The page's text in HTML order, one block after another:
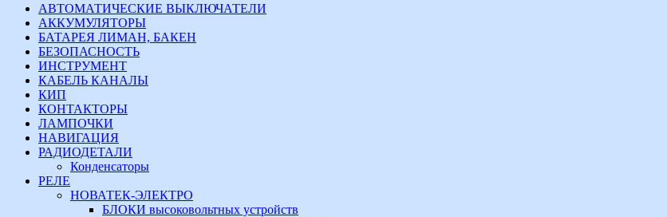
АВТОМАТИЧЕСКИЕ ВЫКЛЮЧАТЕЛИ
АККУМУЛЯТОРЫ
БАТАРЕЯ ЛИМАН, БАКЕН
БЕЗОПАСНОСТЬ
ИНСТРУМЕНТ
КАБЕЛЬ КАНАЛЫ
КИП
КОНТАКТОРЫ
ЛАМПОЧКИ
НАВИГАЦИЯ
РАДИОДЕТАЛИ
Конденсаторы
РЕЛЕ
НОВАТЕК-ЭЛЕКТРО
БЛОКИ высоковольтных устройств